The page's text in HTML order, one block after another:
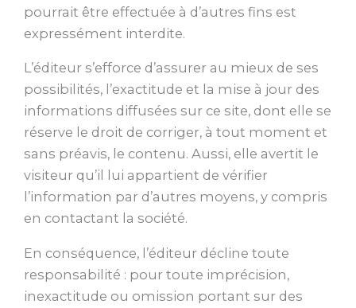
pourrait être effectuée à d’autres fins est
expressément interdite.
L’éditeur s’efforce d’assurer au mieux de ses
possibilités, l’exactitude et la mise à jour des
informations diffusées sur ce site, dont elle se
réserve le droit de corriger, à tout moment et
sans préavis, le contenu. Aussi, elle avertit le
visiteur qu’il lui appartient de vérifier
l’information par d’autres moyens, y compris
en contactant la société.
En conséquence, l’éditeur décline toute
responsabilité : pour toute imprécision,
inexactitude ou omission portant sur des